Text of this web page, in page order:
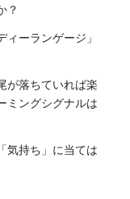
？
ーランゲージ」
が落ちていれば楽
ミングシグナルは
気持ち」に当ては